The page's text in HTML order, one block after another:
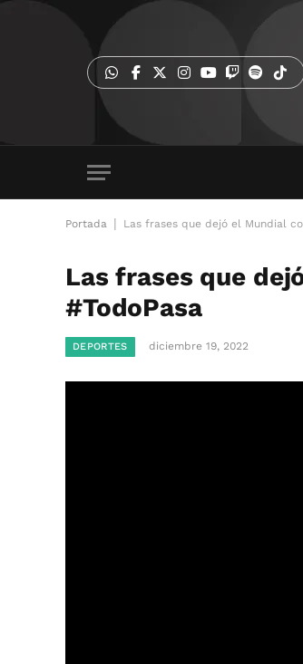
Portada Las frases que dejó el Mundial
Las frases que
#TodoPasa
DEPORTES diciembre 19, 2022